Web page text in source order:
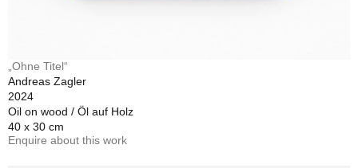
„Ohne Titel“
Andreas Zagler
2024
Oil on wood / Öl auf Holz
40 x 30 cm
Enquire about this work